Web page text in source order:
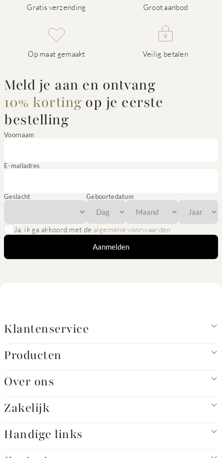
Gratis verzending Groot aanbod
Op maat gemaakt Veilig betalen
Meld je aan en ontvang
10% korting op je eerste
bestelling
Voornaam
E-mailadres
Geslacht Geboortedatum
Ja, ik ga akkoord met de algemene voorwaarden
Aanmelden
Klantenservice
Producten
Over ons
Zakelijk
Handige links